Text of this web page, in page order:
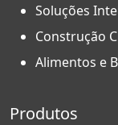
Soluções
Construção
Alimentos e
Produtos